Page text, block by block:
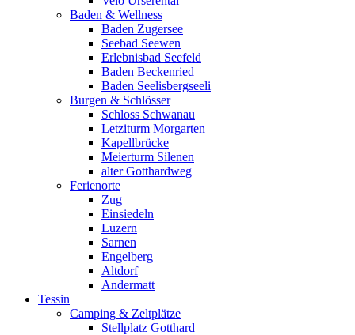
Baden & Wellness
Baden Zugersee
Seebad Seewen
Erlebnisbad Seefeld
Baden Beckenried
Baden Seelisbergseeli
Burgen & Schlösser
Schloss Schwanau
Letziturm Morgarten
Kapellbrücke
Meierturm Silenen
alter Gotthardweg
Ferienorte
Zug
Einsiedeln
Luzern
Sarnen
Engelberg
Altdorf
Andermatt
Tessin
Camping & Zeltplätze
Stellplatz Gotthard